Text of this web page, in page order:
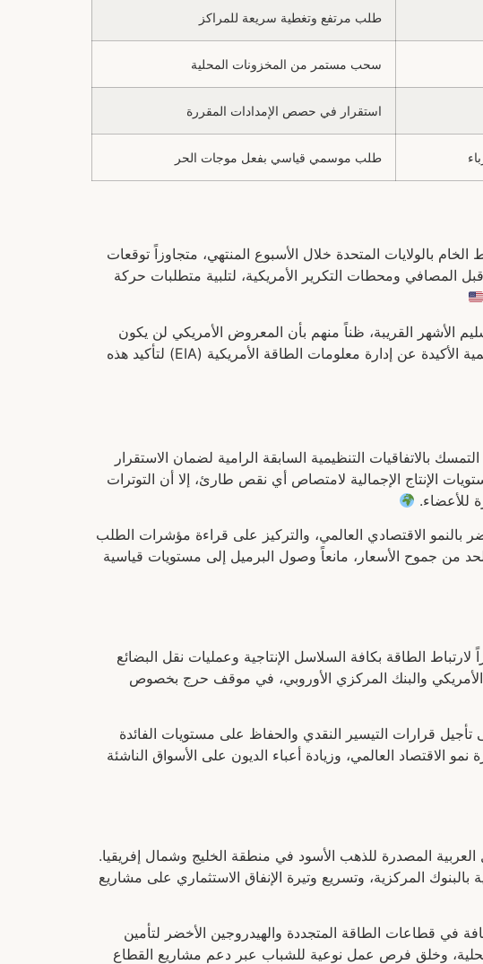
طلب مرتفع وتغطية سريعة للمراكز
سحب مستمر من المخزونات المحلية
استقرار في حصص الإمدادات المقررة
طلب موسمي قياسي بفعل موجات الحر
بالولايات المتحدة خلال الأسبوع المنتهي، متجاوزاً توقعات
المصافي ومحطات التكرير الأمريكية، لتلبية متطلبات حركة
الأشهر القريبة، ظناً منهم بأن المعروض الأمريكي لن يكون
كافياً لسد العجز العالمي في حال توقف بعض الإمدادات الخارجية. وتترقب الأسواق حالياً صدور البيانات الرسمية الأكيدة عن إدارة معلومات الطاقة الأمريكية (EIA) لتأكيد هذه
بالاتفاقيات التنظيمية السابقة الرامية لضمان الاستقرار
الإنتاج الإجمالية لامتصاص أي نقص طارئ، إلا أن التوترات
للأعضاء.
الاقتصادي العالمي، والتركيز على قراءة مؤشرات الطلب
من جموح الأسعار، مانعاً وصول البرميل إلى مستويات قياسية
الطاقة بكافة السلاسل الإنتاجية وعمليات نقل البضائع
الأمريكي والبنك المركزي الأوروبي، في موقف حرج بخصوص
المالية الكبرى إلى تأجيل قرارات التيسير النقدي والحفاظ على مستويات الفائدة
الاقتصاد العالمي، وزيادة أعباء الديون على الأسواق الناشئة
المصدرة للذهب الأسود في منطقة الخليج وشمال إفريقيا.
بالبنوك المركزية، وتسريع وتيرة الإنفاق الاستثماري على مشاريع
في قطاعات الطاقة المتجددة والهيدروجين الأخضر لتأمين
وخلق فرص عمل نوعية للشباب عبر دعم مشاريع القطاع